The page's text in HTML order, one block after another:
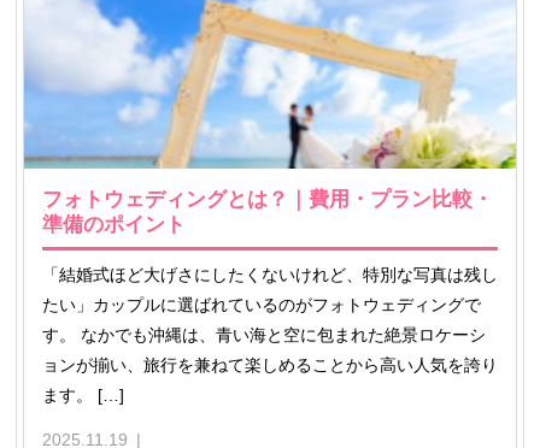
フォトウェディングとは？｜費用・プラン比較・
準備のポイント
「結婚式ほど大げさにしたくないけれど、特別な写真は残し
たい」カップルに選ばれているのがフォトウェディングで
す。 なかでも沖縄は、青い海と空に包まれた絶景ロケーシ
ョンが揃い、旅行を兼ねて楽しめることから高い人気を誇り
ます。 […]
2025.11.19